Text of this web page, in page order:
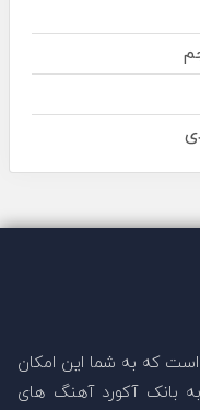
است که به شما این امکان
به بانک آکورد آهنگ های